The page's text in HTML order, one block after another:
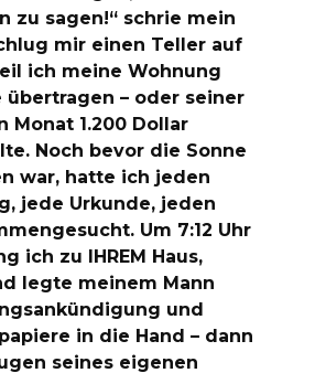
zu sagen!“ schrie mein
mir einen Teller auf
ich meine Wohnung
übertragen – oder seiner
Monat 1.200 Dollar
Noch bevor die Sonne
war, hatte ich jeden
jede Urkunde, jeden
Um 7:12 Uhr
ich zu IHREM Haus,
legte meinem Mann
und
in die Hand – dann
seines eigenen